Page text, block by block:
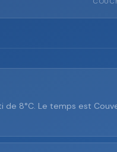
8°C. Le temps est